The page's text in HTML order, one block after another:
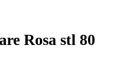
Rosa stl 80